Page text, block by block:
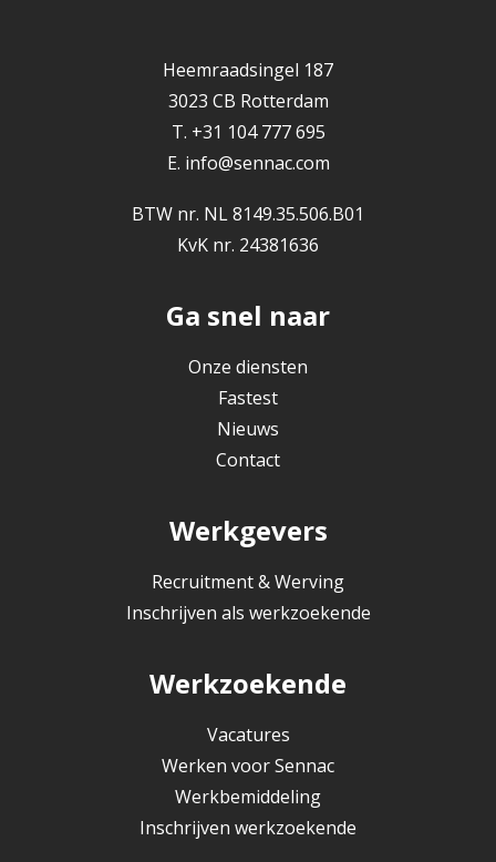
Heemraadsingel 187
3023 CB Rotterdam
T. +31 104 777 695
E. info@sennac.com
BTW nr. NL 8149.35.506.B01
KvK nr. 24381636
Ga snel naar
Onze diensten
Fastest
Nieuws
Contact
Werkgevers
Recruitment & Werving
Inschrijven als werkzoekende
Werkzoekende
Vacatures
Werken voor Sennac
Werkbemiddeling
Inschrijven werkzoekende